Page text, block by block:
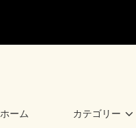
ホーム カテゴリー